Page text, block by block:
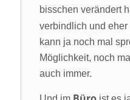
bisschen verändert
verbindlich und eher
kann ja noch mal
Möglichkeit, noch
auch immer.